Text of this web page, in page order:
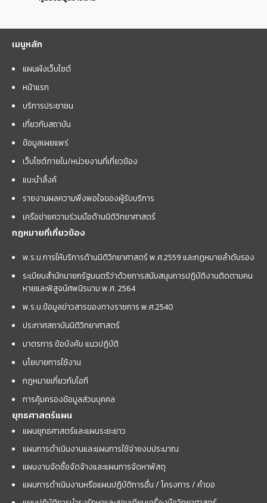
เมนูหลัก
แผนผังเว็บไซต์
หน้าแรก
บริการประชาชน
เกี่ยวกับสถาบัน
ข้อมูลเผยแพร่
เว็บไซต์ภายใน/หน่วยงานที่เกี่ยวข้อง
แนะนำลิ้งค์
รายงานผลความพึงพอใจของผู้รับบริการ
เครือข่ายความร่วมมือด้านนิติวิทยาศาสตร์
กฎหมายที่เกี่ยวข้อง
พ.ร.บ.การให้บริการด้านนิติวิทยาศาสตร์ พ.ศ.2559 และกฏหมายลำดับรอง
ระเบียบสำนักนายกรัฐมนตรีว่าด้วยการสนับสนุนการปฏิบัติงานติดตามคน
หายและพิสูจน์ศพนิรนาม พ.ศ. 2564
พ.ร.บ.ข้อมูลข่าวสารของทางราชการ พ.ศ.2540
ประกาศสถาบันนิติวิทยาศาสตร์
มาตรการ ข้อบังคับ แนวปฏิบัติ
นโยบายการใช้งาน
กฎหมายเกี่ยวกับไอที
การคุ้มครองข้อมูลส่วนบุคคล
ยุทธศาสตร์แผน
แผนยุทธศาสตร์และแผนระยะยาว
แผนการดำเนินงานและแผนการใช้จ่ายงบประมาณ
แผนงานจัดซื้อจัดจ้างและแผนการจัดหาพัสดุ
แผนการดำเนินงานหรือแผนปฏิบัติการอื่น / โครงการ / คำขอ